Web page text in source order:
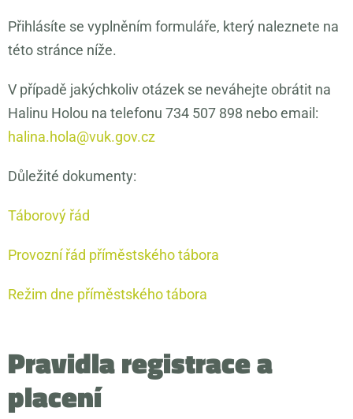
Přihlásíte se vyplněním formuláře, který naleznete na
této stránce níže.
V případě jakýchkoliv otázek se neváhejte obrátit na
Halinu Holou na telefonu 734 507 898 nebo email:
halina.hola@vuk.gov.cz
Důležité dokumenty:
Táborový řád
Provozní řád příměstského tábora
Režim dne příměstského tábora
Pravidla registrace a
placení